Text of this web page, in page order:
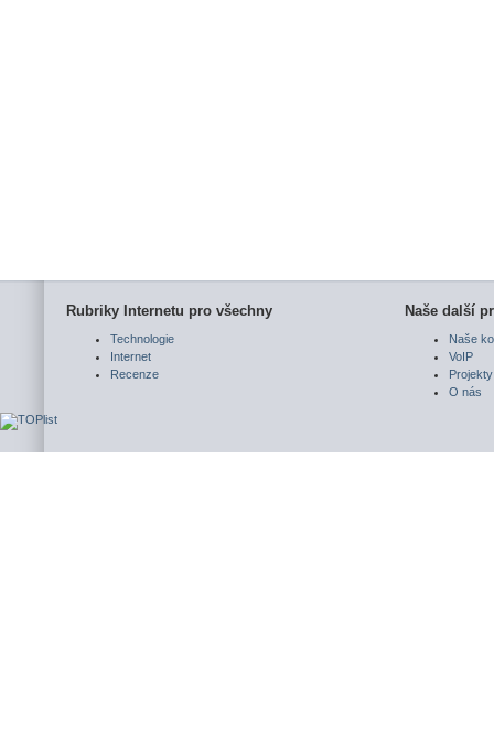
Rubriky Internetu pro všechny
Technologie
Internet
Recenze
Naše další
Naše
VoIP
Projekty
O nás